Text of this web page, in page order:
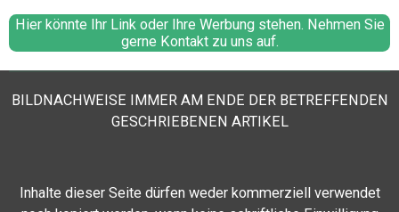
Hier könnte Ihr Link oder Ihre Werbung stehen. Nehmen Sie
gerne Kontakt zu uns auf.
BILDNACHWEISE IMMER AM ENDE DER BETREFFENDEN
GESCHRIEBENEN ARTIKEL
Inhalte dieser Seite dürfen weder kommerziell verwendet